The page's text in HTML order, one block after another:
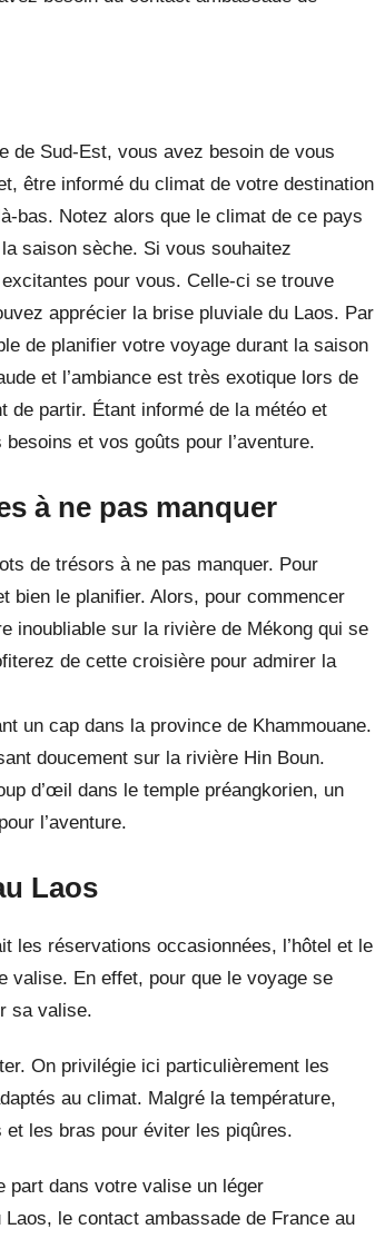
de Sud-Est, vous avez besoin de vous
être informé du climat de votre destination
bas. Notez alors que le climat de ce pays
saison sèche. Si vous souhaitez
pour vous. Celle-ci se trouve
apprécier la brise pluviale du Laos. Par
de planifier votre voyage durant la saison
et l’ambiance est très exotique lors de
de partir. Étant informé de la météo et
et vos goûts pour l’aventure.
à ne pas manquer
de trésors à ne pas manquer. Pour
bien le planifier. Alors, pour commencer
inoubliable sur la rivière de Mékong qui se
de cette croisière pour admirer la
un cap dans la province de Khammouane.
doucement sur la rivière Hin Boun.
d’œil dans le temple préangkorien, un
l’aventure.
Laos
les réservations occasionnées, l’hôtel et le
valise. En effet, pour que le voyage se
sa valise.
On privilégie ici particulièrement les
au climat. Malgré la température,
les bras pour éviter les piqûres.
part dans votre valise un léger
le contact ambassade de France au